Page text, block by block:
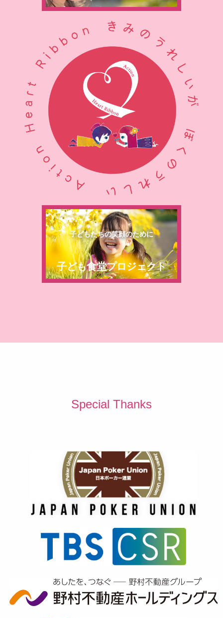
子どもたちの笑顔のために
子ども食堂プロジェクト
Special Thanks